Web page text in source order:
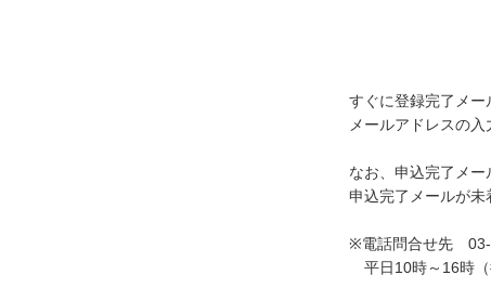
すぐに登録完了メー
メールアドレスの
なお、申込完了メー
申込完了メールが未
※電話問合せ先 03-
平日10時～16時（